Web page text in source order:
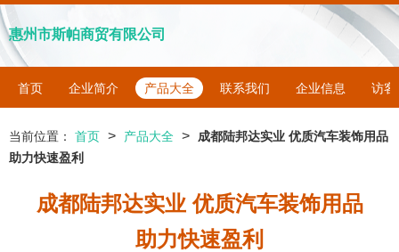
惠州市斯帕商贸有限公司
首页 企业简介 产品大全 联系我们 企业信息 访客
当前位置： 首页 > 产品大全 >
成都陆邦达实业 优质汽车装饰用品
助力快速盈利
成都陆邦达实业 优质汽车装饰用品
助力快速盈利